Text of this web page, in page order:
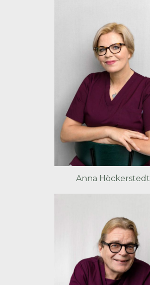
Anna Höckerstedt